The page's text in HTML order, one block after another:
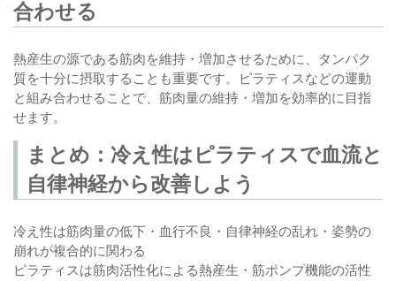
合わせる
熱産生の源である筋肉を維持・増加させるために、タンパク
質を十分に摂取することも重要です。ピラティスなどの運動
と組み合わせることで、筋肉量の維持・増加を効率的に目指
せます。
まとめ：冷え性はピラティスで血流と
自律神経から改善しよう
冷え性は筋肉量の低下・血行不良・自律神経の乱れ・姿勢の
崩れが複合的に関わる
ピラティスは筋肉活性化による熱産生・筋ポンプ機能の活性